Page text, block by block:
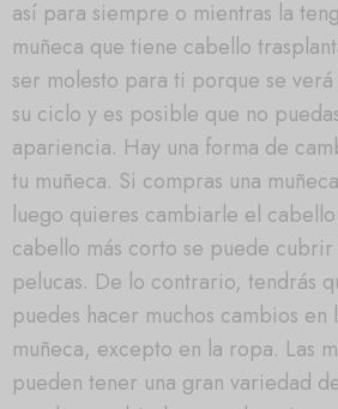
así para siempre o mientras la
muñeca que tiene cabello
ser molesto para ti porque se
su ciclo y es posible que no
apariencia. Hay una forma de
tu muñeca. Si compras una
luego quieres cambiarle el
cabello más corto se puede
pelucas. De lo contrario, tendrás
puedes hacer muchos cambios
muñeca, excepto en la ropa. Las
pueden tener una gran variedad